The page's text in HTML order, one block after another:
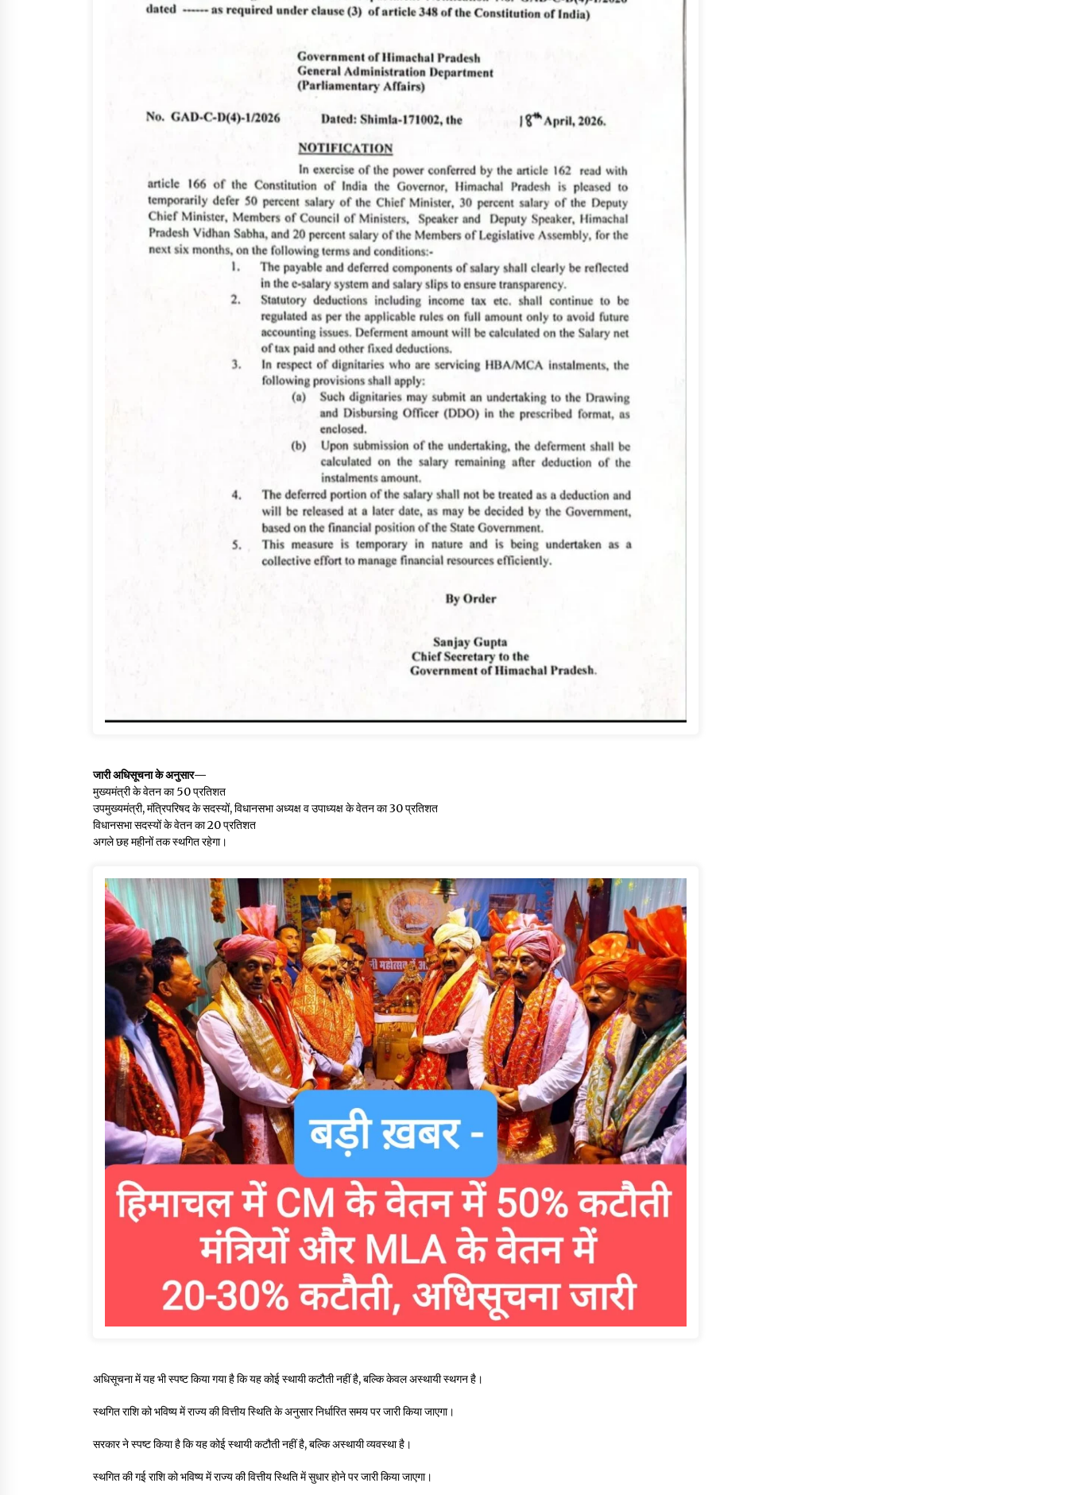
जारी अधिसूचना के अनुसार—
मुख्यमंत्री के वेतन का 50 प्रतिशत
उपमुख्यमंत्री, मंत्रिपरिषद के सदस्यों, विधानसभा अध्यक्ष व उपाध्यक्ष के वेतन का 30 प्रतिशत
विधानसभा सदस्यों के वेतन का 20 प्रतिशत
अगले छह महीनों तक स्थगित रहेगा।
अधिसूचना में यह भी स्पष्ट किया गया है कि यह कोई स्थायी कटौती नहीं है, बल्कि केवल अस्थायी स्थगन है।
स्थगित राशि को भविष्य में राज्य की वित्तीय स्थिति के अनुसार निर्धारित समय पर जारी किया जाएगा।
सरकार ने स्पष्ट किया है कि यह कोई स्थायी कटौती नहीं है, बल्कि अस्थायी व्यवस्था है।
स्थगित की गई राशि को भविष्य में राज्य की वित्तीय स्थिति में सुधार होने पर जारी किया जाएगा।